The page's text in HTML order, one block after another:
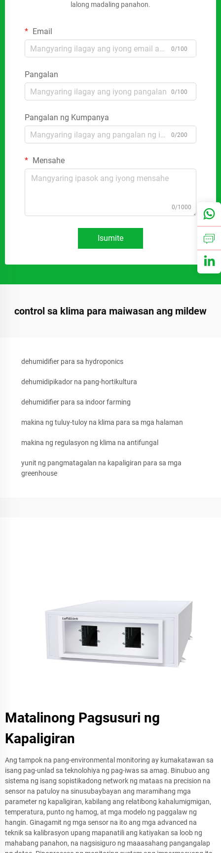
lalong madaling panahon.
Email
0/100
Pangalan
0/100
Pangalan ng Kumpanya
0/200
Mensahe
0/1000
Isumite
control sa klima para maiwasan ang mildew
dehumidifier para sa hydroponics
dehumidipikador na pang-hortikultura
dehumidifier para sa indoor farming
makina ng tuluy-tuloy na klima para sa mga halaman
makina ng regulasyon ng klima na antifungal
yunit ng pangmatagalan na kapaligiran para sa mga
greenhouse
Matalinong Pagsusuri ng
Kapaligiran
Ang tampok na pang-environmental monitoring ay kumakatawan sa
isang pag-unlad sa teknolohiya ng pag-iwas sa amag. Binubuo ang
sistema ng isang sopistikadong network ng mataas na precision na
sensor na patuloy na sinusubaybayan ang maramihang mga
parameter ng kapaligiran, kabilang ang relatibong kahalumigmigan,
temperatura, punto ng hamog, at mga modelo ng paggalaw ng
hangin. Ginagamit ng mga sensor na ito ang mga advanced na
teknik sa kalibrasyon upang mapanatili ang katiyakan sa loob ng
mahabang panahon, na nagsisiguro ng maaasahang pangangalap